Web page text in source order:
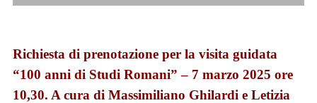
Richiesta di prenotazione per la visita guidata
“100 anni di Studi Romani” – 7 marzo 2025 ore
10,30. A cura di Massimiliano Ghilardi e Letizia